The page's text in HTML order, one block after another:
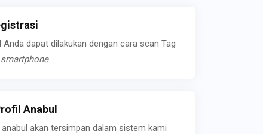
Anda dapat dilakukan dengan cara scan Tag
smartphone.
Anabul
akan tersimpan dalam sistem kami